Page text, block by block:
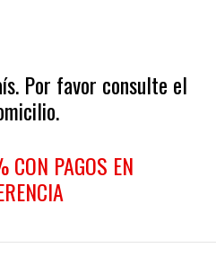
Por favor consulte el
CON PAGOS EN